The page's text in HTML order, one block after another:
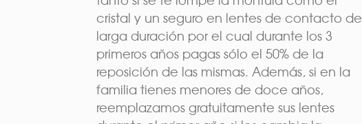
cristal y un seguro en lentes de contacto de
larga duración por el cual durante los 3
primeros años pagas sólo el 50% de la
reposición de las mismas. Además, si en la
familia tienes menores de doce años,
reemplazamos gratuitamente sus lentes